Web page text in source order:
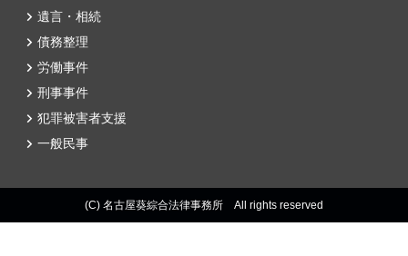
遺言・相続
債務整理
労働事件
刑事事件
犯罪被害者支援
一般民事
(C) 名古屋葵綜合法律事務所 All rights reserved